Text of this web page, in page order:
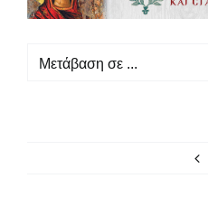
Μετάβαση σε ...